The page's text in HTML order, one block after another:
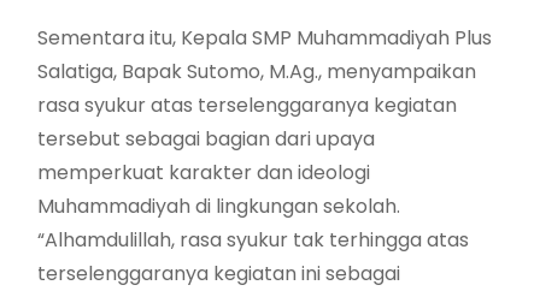
Sementara itu, Kepala SMP Muhammadiyah Plus
Salatiga, Bapak Sutomo, M.Ag., menyampaikan
rasa syukur atas terselenggaranya kegiatan
tersebut sebagai bagian dari upaya
memperkuat karakter dan ideologi
Muhammadiyah di lingkungan sekolah.
“Alhamdulillah, rasa syukur tak terhingga atas
terselenggaranya kegiatan ini sebagai